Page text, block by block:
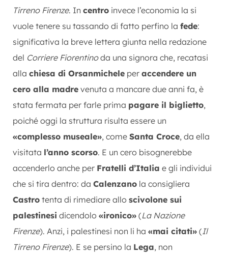
Tirreno Firenze. In centro invece l’economia la si
vuole tenere su tassando di fatto perfino la fede:
significativa la breve lettera giunta nella redazione
del Corriere Fiorentinoda una signora che, recatasi
alla chiesa di Orsanmichele per accendere un
cero alla madre venuta a mancare due anni fa, è
stata fermata per farle prima pagare il biglietto,
poiché oggi la struttura risulta essere un
«complesso museale», come Santa Croce, da ella
visitata l’anno scorso. E un cero bisognerebbe
accenderlo anche per Fratelli d’Italia e gli individui
che si tira dentro: da Calenzano la consigliera
Castro tenta di rimediare allo scivolone sui
palestinesi dicendolo «ironico» (La Nazione
Firenze). Anzi, i palestinesi non li ha «mai citati» (Il
Tirreno Firenze). E se persino la Lega, non